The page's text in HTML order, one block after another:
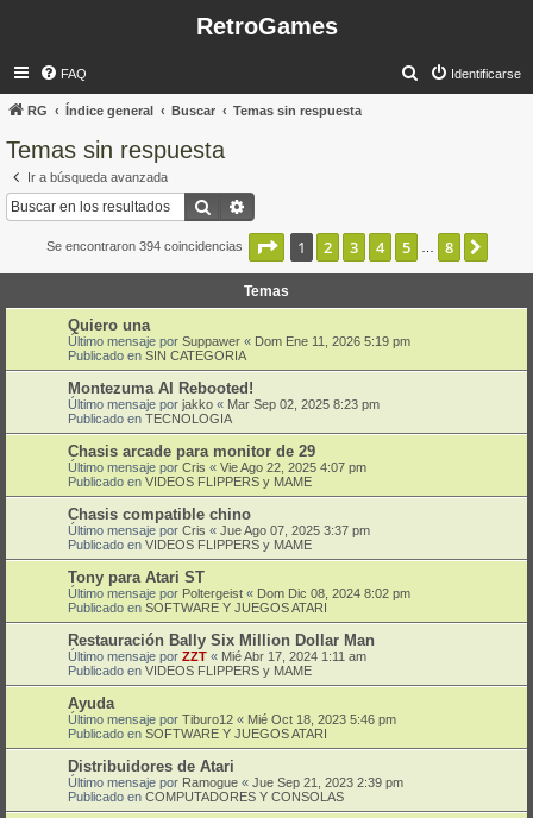
RetroGames
FAQ Identificarse
RG Índice general Buscar Temas sin respuesta
Temas sin respuesta
Ir a búsqueda avanzada
Buscar
Se encontraron 394 coincidencias Página de
1 2 3 4 5 8
Temas
Quiero una
Último mensaje por Suppawer « Dom Ene 11, 2026 5:19 pm
Publicado en SIN CATEGORIA
Montezuma AI Rebooted!
Último mensaje por jakko « Mar Sep 02, 2025 8:23 pm
Publicado en TECNOLOGIA
Chasis arcade para monitor de 29
Último mensaje por Cris « Vie Ago 22, 2025 4:07 pm
Publicado en VIDEOS FLIPPERS y MAME
Chasis compatible chino
Último mensaje por Cris « Jue Ago 07, 2025 3:37 pm
Publicado en VIDEOS FLIPPERS y MAME
Tony para Atari ST
Último mensaje por Poltergeist « Dom Dic 08, 2024 8:02 pm
Publicado en SOFTWARE Y JUEGOS ATARI
Restauración Bally Six Million Dollar Man
Último mensaje por ZZT « Mié Abr 17, 2024 1:11 am
Publicado en VIDEOS FLIPPERS y MAME
Ayuda
Último mensaje por Tiburo12 « Mié Oct 18, 2023 5:46 pm
Publicado en SOFTWARE Y JUEGOS ATARI
Distribuidores de Atari
Último mensaje por Ramogue « Jue Sep 21, 2023 2:39 pm
Publicado en COMPUTADORES Y CONSOLAS